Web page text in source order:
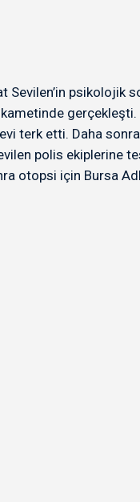
Sevilen’in psikolojik
etti. Daha sonra
polis ekiplerine
otopsi için Bursa